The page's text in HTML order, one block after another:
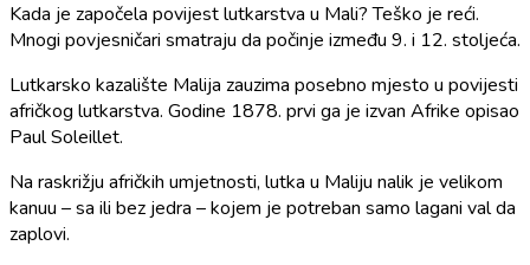
Kada je započela povijest lutkarstva u Mali? Teško je reći.
Mnogi povjesničari smatraju da počinje između 9. i 12. stoljeća.
Lutkarsko kazalište Malija zauzima posebno mjesto u povijesti
afričkog lutkarstva. Godine 1878. prvi ga je izvan Afrike opisao
Paul Soleillet.
Na raskrižju afričkih umjetnosti, lutka u Maliju nalik je velikom
kanuu – sa ili bez jedra – kojem je potreban samo lagani val da
zaplovi.